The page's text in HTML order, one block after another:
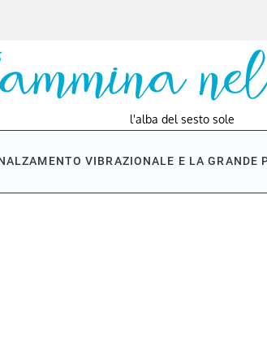
l'alba del sesto sole
VIBRAZIONALE E LA GRANDE